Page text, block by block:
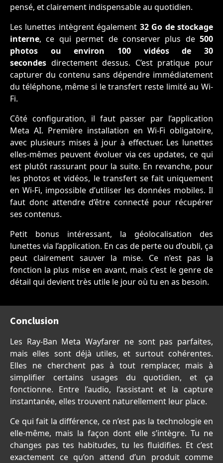
pensé, et clairement indispensable au quotidien.
Les lunettes intègrent également 32 Go de stockage
interne, ce qui permet de conserver plus de 500
photos ou environ 100 vidéos de 30
secondes directement dessus. C’est pratique pour
capturer du contenu sans dépendre immédiatement
du téléphone, même si le transfert reste limité au Wi-
Fi.
Côté configuration, il faut passer par l’application
Meta AI. Première installation en Wi-Fi obligatoire,
avec plusieurs mises à jour à effectuer. Les lunettes
elles-mêmes peuvent évoluer via ces updates, ce qui
est plutôt rassurant pour la suite. En revanche, pour
les photos et vidéos, le transfert se fait uniquement
en Wi-Fi, impossible d’utiliser les données mobiles. Il
faut donc attendre d’être connecté pour récupérer
ses contenus.
Petit bonus intéressant, la géolocalisation des
lunettes via l’application. En cas de perte ou d’oubli, ça
peut clairement sauver la mise. Ce n’est pas la
fonction la plus mise en avant, mais c’est le genre de
détail qui devient très utile le jour où tu en as besoin.
Conclusion
Les Ray-Ban Meta Wayfarer ne sont pas parfaites,
mais elles sont déjà utiles, et surtout cohérentes.
Elles ne cherchent pas à tout remplacer, mais à
simplifier certains usages du quotidien, et ça
fonctionne. Entre l’audio, l’assistant et la capture
instantanée, elles trouvent naturellement leur place.
Ce qui fait la différence, ce n’est pas la technologie en
elle-même, mais la façon dont elle s’intègre. Tu ne
changes pas tes habitudes, tu les fluidifies. Et c’est
exactement ce qu’on attend d’un produit comme